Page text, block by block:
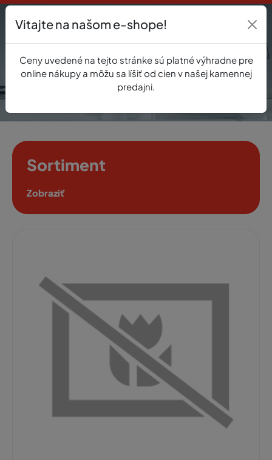
0
Sortiment
Zobraziť
Vitajte na našom e-shope!
Ceny uvedené na tejto stránke sú platné výhradne pre
online nákupy a môžu sa líšiť od cien v našej kamennej
predajni.